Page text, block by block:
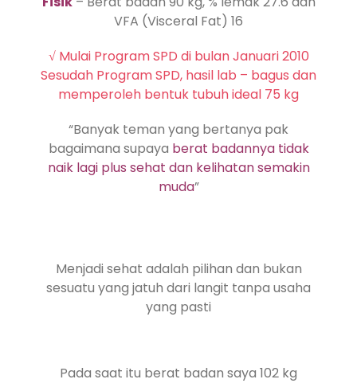
VFA (Visceral Fat) 16
√ Mulai Program SPD di bulan Januari 2010
Sesudah Program SPD, hasil lab – bagus dan
memperoleh bentuk tubuh ideal 75 kg
“Banyak teman yang bertanya pak
bagaimana supaya berat badannya tidak
naik lagi plus sehat dan kelihatan semakin
muda”
Menjadi sehat adalah pilihan dan bukan
sesuatu yang jatuh dari langit tanpa usaha
yang pasti
Pada saat itu berat badan saya 102 kg